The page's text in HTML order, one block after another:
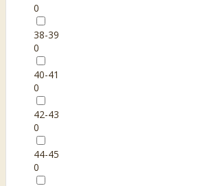
0
38-39
0
40-41
0
42-43
0
44-45
0